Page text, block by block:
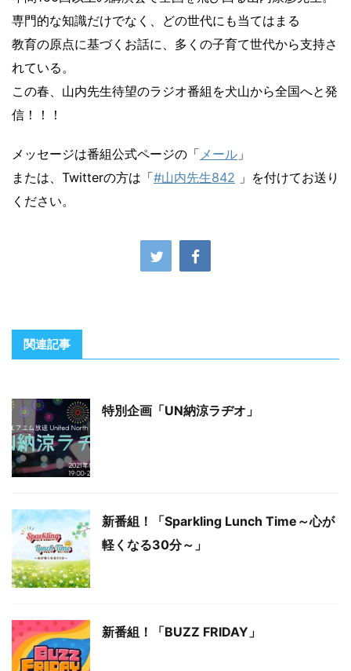
専門的な知識だけでなく、どの世代にも当てはまる
教育の原点に基づくお話に、多くの子育て世代から支持さ
れている。
この春、山内先生待望のラジオ番組を犬山から全国へと発
信！！！
メッセージは番組公式ページの「メール 」
または、Twitterの方は「#山内先生842 」を付けてお送り
ください。
関連記事
特別企画「UN納涼ラヂオ」
新番組！「Sparkling Lunch Time～心が
軽くなる30分～」
新番組！「BUZZ FRIDAY」